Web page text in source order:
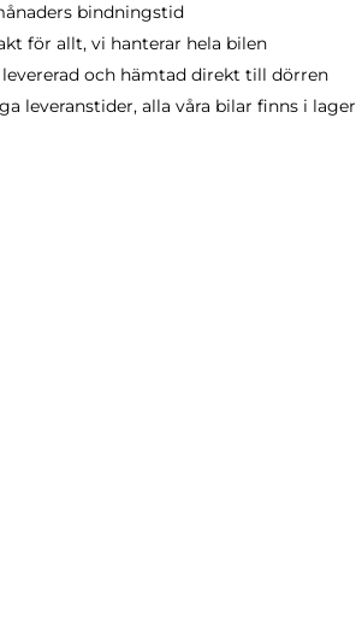
bindningstid
för allt, vi hanterar hela bilen
och hämtad direkt till dörren
leveranstider, alla våra bilar finns i lager